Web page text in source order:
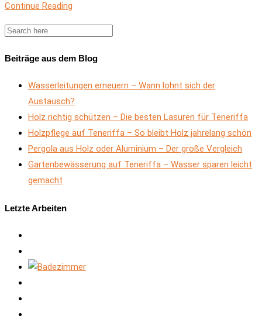
Continue Reading
Beiträge aus dem Blog
Wasserleitungen erneuern – Wann lohnt sich der
Austausch?
Holz richtig schützen – Die besten Lasuren für Teneriffa
Holzpflege auf Teneriffa – So bleibt Holz jahrelang schön
Pergola aus Holz oder Aluminium – Der große Vergleich
Gartenbewässerung auf Teneriffa – Wasser sparen leicht
gemacht
Letzte Arbeiten